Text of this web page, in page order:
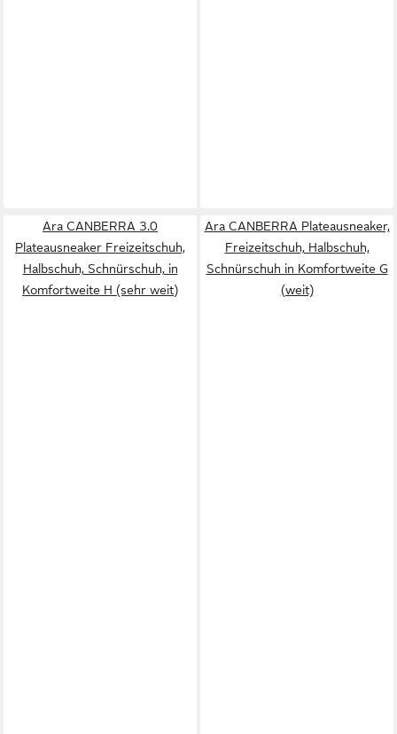
Ara CANBERRA 3.0
Plateausneaker Freizeitschuh,
Halbschuh, Schnürschuh, in
Komfortweite H (sehr weit)
Ara CANBERRA Plateausneaker,
Freizeitschuh, Halbschuh,
Schnürschuh in Komfortweite G
(weit)